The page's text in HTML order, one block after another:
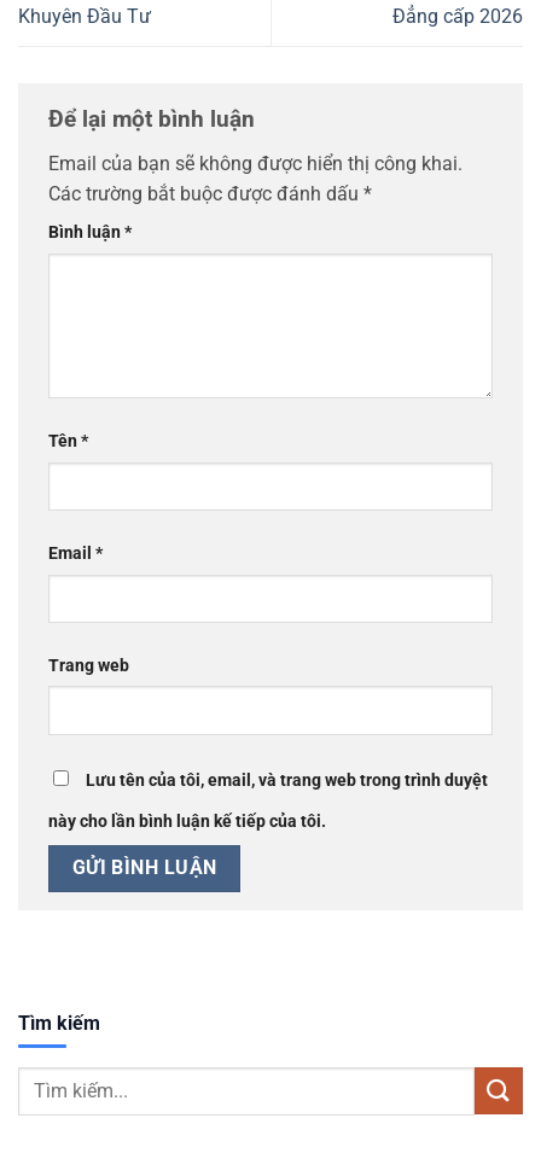
Khuyên Đầu Tư
Đẳng cấp 2026
Để lại một bình luận
Email của bạn sẽ không được hiển thị công khai.
Các trường bắt buộc được đánh dấu *
Bình luận*
Tên*
Email *
Trang web
Lưu tên của tôi, email, và trang web trong trình duyệt
này cho lần bình luận kế tiếp của tôi.
Tìm kiếm